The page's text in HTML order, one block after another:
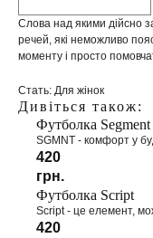
Слова над якими дійсно
речей, які неможливо
моменту і просто
Стать: Для жінок
Дивіться також:
Футболка Segment
SGMNT - комфорт у
420
грн.
Футболка Script
Script - це елемент,
можливих сценаріїв. І
420
ПОКАЗАТИ